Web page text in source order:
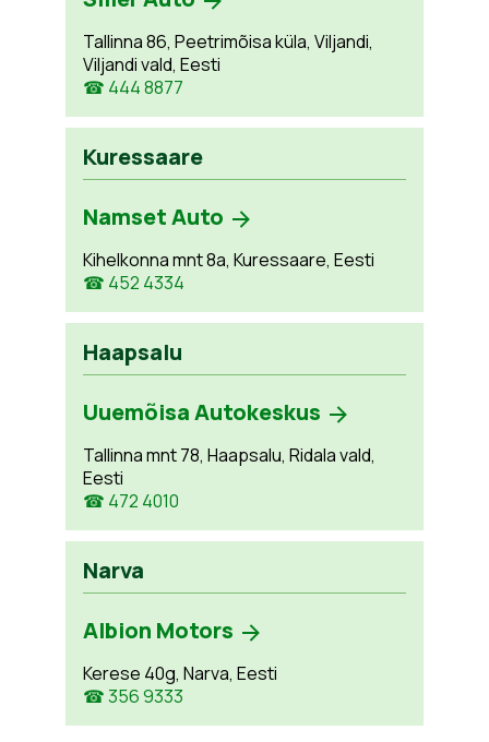
Tallinna 86, Peetrimõisa küla, Viljandi,
Viljandi vald, Eesti
☎ 444 8877
Kuressaare
Namset Auto
Kihelkonna mnt 8a, Kuressaare, Eesti
☎ 452 4334
Haapsalu
Uuemõisa Autokeskus
Tallinna mnt 78, Haapsalu, Ridala vald,
Eesti
☎ 472 4010
Narva
Albion Motors
Kerese 40g, Narva, Eesti
☎ 356 9333